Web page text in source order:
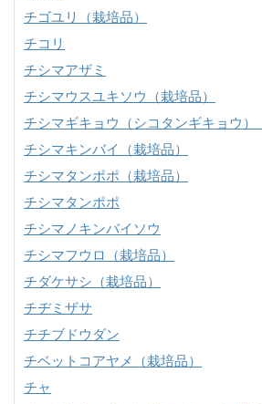
チゴユリ（栽培品）
チコリ
チシマアザミ
チシマウスユキソウ（栽培品）
チシマギキョウ（シコタンギキョウ）
チシマキンバイ（栽培品）
チシマタンポポ（栽培品）
チシマタンポポ
チシマノキンバイソウ
チシマフウロ（栽培品）
チダケサシ（栽培品）
チヂミザサ
チチブドウダン
チベットコアヤメ（栽培品）
チャ